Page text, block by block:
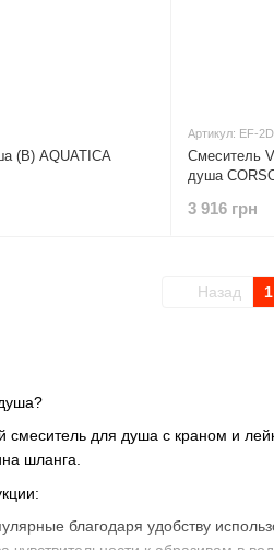
смеситель для душа с краном и
шланга.
благодаря удобству
(B) AQUATICA
Артикул: EF-
Смеситель
душа
3 916 грн
Назад 1